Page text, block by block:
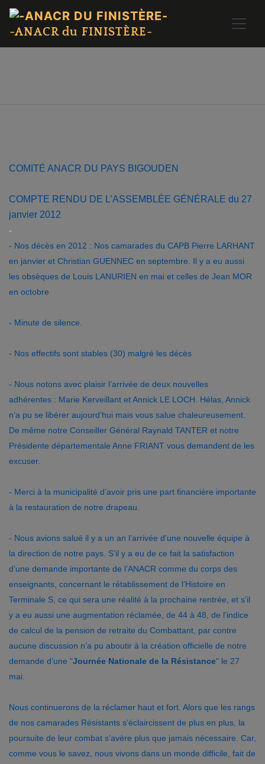
-ANACR du FINISTÈRE-
COMITÉ ANACR DU PAYS BIGOUDEN
COMPTE RENDU DE L’ASSEMBLÉE GÉNÉRALE du 27
janvier 2012
-
- Nos décès en 2012 : Nos camarades du CAPB Pierre LARHANT
en janvier et Christian GUENNEC en septembre. Il y a eu aussi
les obsèques de Louis LANURIEN en mai et celles de Jean MOR
en octobre
- Minute de silence.
- Nos effectifs sont stables (30) malgré les décès
- Nous notons avec plaisir l’arrivée de deux nouvelles
adhérentes : Marie Kerveillant et Annick LE LOCH. Hélas, Annick
n’a pu se libérer aujourd’hui mais vous salue chaleureusement.
De même notre Conseiller Général Raynald TANTER et notre
Présidente départementale Anne FRIANT vous demandent de les
excuser.
- Merci à la municipalité d’avoir pris une part financière importante
à la restauration de notre drapeau.
- Nous avions salué il y a un an l’arrivée d’une nouvelle équipe à
la direction de notre pays. S’il y a eu de ce fait la satisfaction
d’une demande importante de l’ANACR comme du corps des
enseignants, concernant le rétablissement de l’Histoire en
Terminale S, ce qui sera une réalité à la prochaine rentrée, et s’il
y a eu aussi une augmentation réclamée, de 44 à 48, de l’indice
de calcul de la pension de retraite du Combattant, par contre
aucune discussion n’a pu aboutir à la création officielle de notre
demande d’une "Journée Nationale de la Résistance" le 27
mai.
Nous continuerons de la réclamer haut et fort. Alors que les rangs
de nos camarades Résistants s’éclaircissent de plus en plus, la
poursuite de leur combat s’avère plus que jamais nécessaire. Car,
comme vous le savez, nous vivons dans un monde difficile, fait de